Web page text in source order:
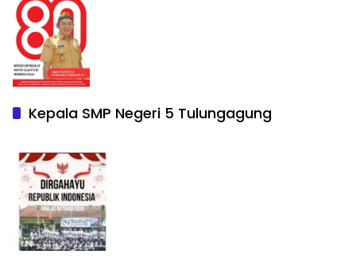
Kepala SMP Negeri 5 Tulungagung